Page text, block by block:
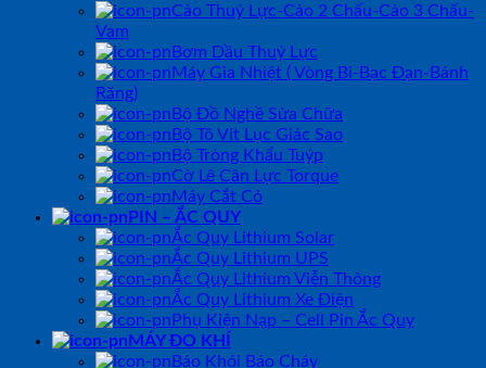
Cảo Thuỷ Lực-Cảo 2 Chấu-Cảo 3 Chấu-
Vam
Bơm Dầu Thuỷ Lực
Máy Gia Nhiệt ( Vòng Bi-Bạc Đạn-Bánh
Răng)
Bộ Đồ Nghề Sửa Chữa
Bộ Tô Vít Lục Giác Sao
Bộ Tròng Khẩu Tuýp
Cờ Lê Cân Lực Torque
Máy Cắt Cỏ
PIN – ẮC QUY
Ắc Quy Lithium Solar
Ắc Quy Lithium UPS
Ắc Quy Lithium Viễn Thông
Ắc Quy Lithium Xe Điện
Phụ Kiện Nạp – Cell Pin Ắc Quy
MÁY ĐO KHÍ
Báo Khói Báo Cháy